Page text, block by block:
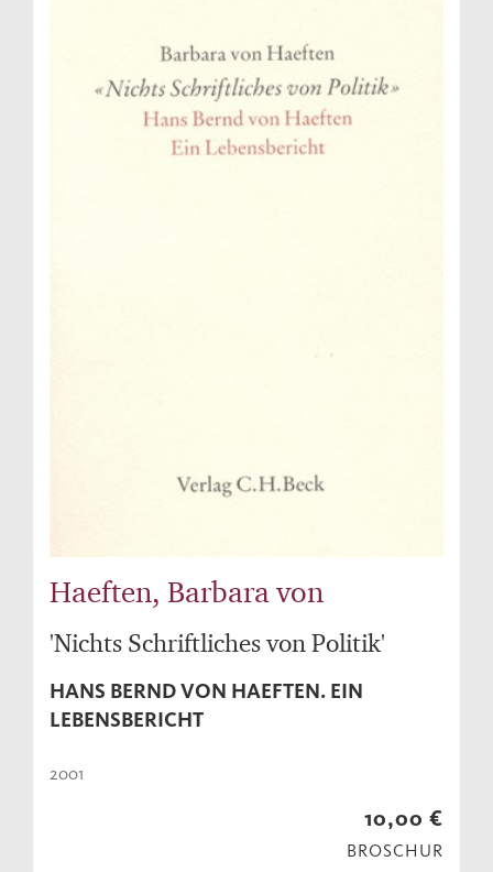
Haeften, Barbara von
'Nichts Schriftliches von Politik'
HANS BERND VON HAEFTEN. EIN
LEBENSBERICHT
2001
10,00 €
BROSCHUR